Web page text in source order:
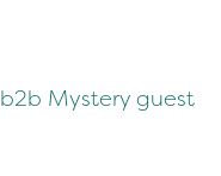
Mystery guest